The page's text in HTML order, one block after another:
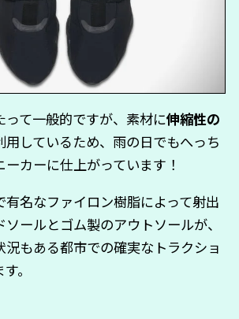
って一般的ですが、素材に伸縮性の
用しているため、雨の日でもへっち
カーに仕上がっています！
有名なファイロン樹脂によって射出
ールとゴム製のアウトソールが、
もある都市での確実なトラクショ
。